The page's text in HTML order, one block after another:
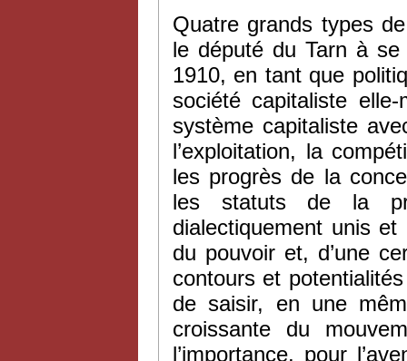
Quatre grands types
le député du Tarn à
1910, en tant que
société capitaliste
système capitaliste
l’exploitation, la
les progrès de la
les statuts de la
dialectiquement unis
du pouvoir et, d’une
contours et
de saisir, en une
croissante du
l’importance, pour